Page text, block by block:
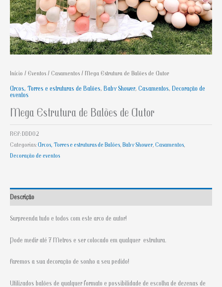
Início / Eventos / Casamentos / Mega Estrutura de Balões de Autor
Arcos, Torres e estruturas de Balões, Baby Shower, Casamentos, Decoração de
eventos
Mega Estrutura de Balões de Autor
REF: DDD02
Categorias:Arcos, Torres e estruturas de Balões Baby Shower Casamentos
Decoração de eventos
Descrição
Surpreenda tudo e todos com este arco de autor!
Pode medir até 7 Metros e ser colocado em qualquer estrutura.
Faremos a sua decoração de sonho a seu pedido!
Utilizados balões de qualquer formato e possibilidade de escolha de dezenas de